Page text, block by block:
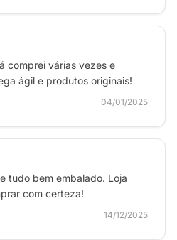
comprei várias vezes e
ágil e produtos originais!
04/01/2025
tudo bem embalado. Loja
com certeza!
14/12/2025